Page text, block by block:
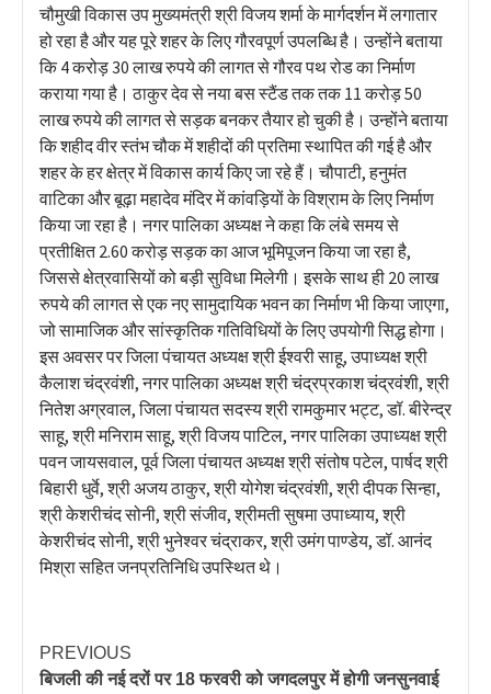
चौमुखी विकास उप मुख्यमंत्री श्री विजय शर्मा के मार्गदर्शन में लगातार
हो रहा है और यह पूरे शहर के लिए गौरवपूर्ण उपलब्धि है। उन्होंने बताया
कि 4 करोड़ 30 लाख रुपये की लागत से गौरव पथ रोड का निर्माण
कराया गया है। ठाकुर देव से नया बस स्टैंड तक तक 11 करोड़ 50
लाख रुपये की लागत से सड़क बनकर तैयार हो चुकी है। उन्होंने बताया
कि शहीद वीर स्तंभ चौक में शहीदों की प्रतिमा स्थापित की गई है और
शहर के हर क्षेत्र में विकास कार्य किए जा रहे हैं। चौपाटी, हनुमंत
वाटिका और बूढ़ा महादेव मंदिर में कांवड़ियों के विश्राम के लिए निर्माण
किया जा रहा है। नगर पालिका अध्यक्ष ने कहा कि लंबे समय से
प्रतीक्षित 2.60 करोड़ सड़क का आज भूमिपूजन किया जा रहा है,
जिससे क्षेत्रवासियों को बड़ी सुविधा मिलेगी। इसके साथ ही 20 लाख
रुपये की लागत से एक नए सामुदायिक भवन का निर्माण भी किया जाएगा,
जो सामाजिक और सांस्कृतिक गतिविधियों के लिए उपयोगी सिद्ध होगा।
इस अवसर पर जिला पंचायत अध्यक्ष श्री ईश्वरी साहू, उपाध्यक्ष श्री
कैलाश चंद्रवंशी, नगर पालिका अध्यक्ष श्री चंद्रप्रकाश चंद्रवंशी, श्री
नितेश अग्रवाल, जिला पंचायत सदस्य श्री रामकुमार भट्ट, डॉ. बीरेन्द्र
साहू, श्री मनिराम साहू, श्री विजय पाटिल, नगर पालिका उपाध्यक्ष श्री
पवन जायसवाल, पूर्व जिला पंचायत अध्यक्ष श्री संतोष पटेल, पार्षद श्री
बिहारी धुर्वे, श्री अजय ठाकुर, श्री योगेश चंद्रवंशी, श्री दीपक सिन्हा,
श्री केशरीचंद सोनी, श्री संजीव, श्रीमती सुषमा उपाध्याय, श्री
केशरीचंद सोनी, श्री भुनेश्वर चंद्राकर, श्री उमंग पाण्डेय, डॉ. आनंद
मिश्रा सहित जनप्रतिनिधि उपस्थित थे।
PREVIOUS
बिजली की नई दरों पर 18 फरवरी को जगदलपुर में होगी जनसुनवाई